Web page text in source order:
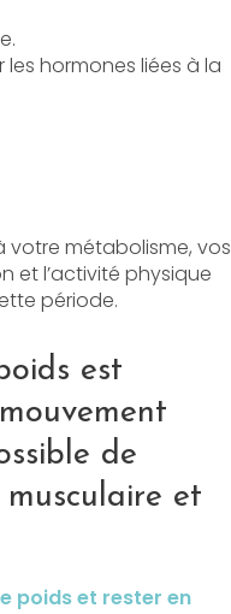
les hormones liées à la
votre métabolisme, vos
et l’activité physique
période.
est
de
et
poids et rester en